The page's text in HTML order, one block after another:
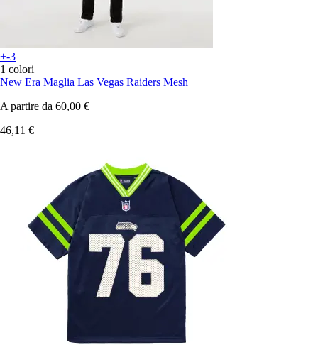
+-3
1 colori
New Era Maglia Las Vegas Raiders Mesh
A partire da 60,00 €
46,11 €